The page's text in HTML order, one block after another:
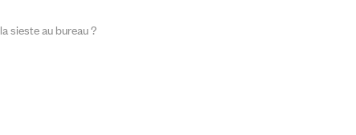
sieste au bureau ?